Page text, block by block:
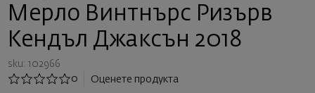
Мерло Винтнърс Ризърв
Кендъл Джаксън 2018
sku: 102966
0
Оценете продукта